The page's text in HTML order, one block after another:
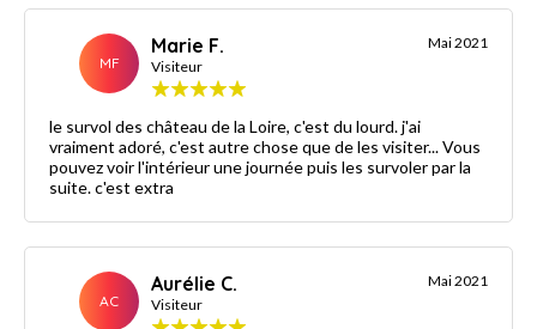
MF
Marie F.
Visiteur
Mai 2021
le survol des château de la Loire, c'est du lourd. j'ai
vraiment adoré, c'est autre chose que de les visiter... Vous
pouvez voir l'intérieur une journée puis les survoler par la
suite. c'est extra
AC
Aurélie C.
Visiteur
Mai 2021